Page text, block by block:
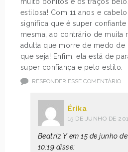
estilosa! Com 11 anos e
significa que é super confiante
mesma, ao contrário de muita
adulta que morre de medo de
que seja! Enfim, ela está de
super confiança e pelo estilo.
RESPONDER ESSE COMENTÁRIO
Érika
15 DE JUNHO DE
Beatriz Y em 15 de junho
10:19 disse: